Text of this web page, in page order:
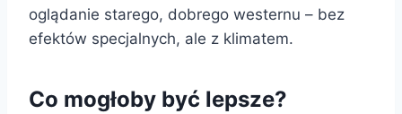
oglądanie starego, dobrego westernu – bez
efektów specjalnych, ale z klimatem.
Co mogłoby być lepsze?